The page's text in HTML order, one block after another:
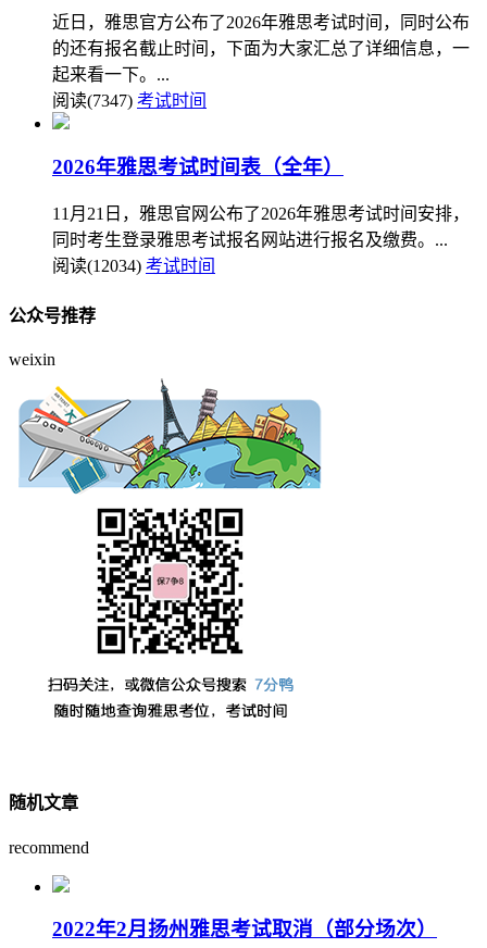
近日，雅思官方公布了2026年雅思考试时间，同时公布
的还有报名截止时间，下面为大家汇总了详细信息，一
起来看一下。...
阅读(7347) 考试时间
2026年雅思考试时间表（全年）
11月21日，雅思官网公布了2026年雅思考试时间安排，
同时考生登录雅思考试报名网站进行报名及缴费。...
阅读(12034) 考试时间
公众号推荐
weixin
随机文章
recommend
2022年2月扬州雅思考试取消（部分场次）